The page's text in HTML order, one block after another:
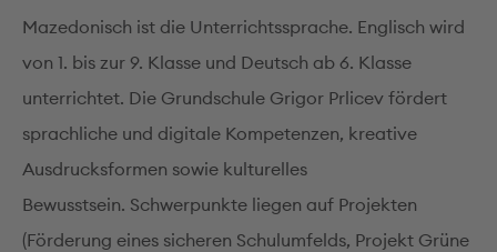
Mazedonisch ist die Unterrichtssprache. Englisch wird
von 1. bis zur 9. Klasse und Deutsch ab 6. Klasse
unterrichtet. Die Grundschule Grigor Prlicev fördert
sprachliche und digitale Kompetenzen, kreative
Ausdrucksformen sowie kulturelles
Bewusstsein. Schwerpunkte liegen auf Projekten
(Förderung eines sicheren Schulumfelds, Projekt Grüne